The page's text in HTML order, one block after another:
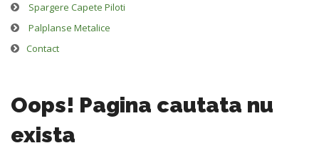
Spargere Capete Piloti
Palplanse Metalice
Contact
Oops! Pagina cautata nu
exista